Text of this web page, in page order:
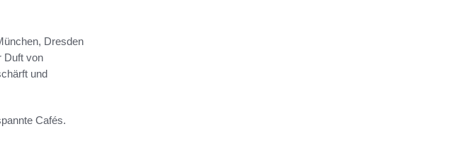
Dresden
Duft von
und
Cafés.